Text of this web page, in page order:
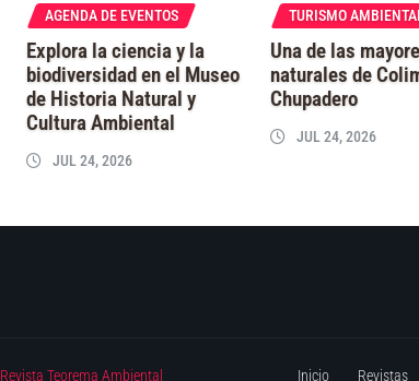
AGENDA DE EVENTOS
Explora la ciencia y la
biodiversidad en el Museo
de Historia Natural y
Cultura Ambiental
JUL 24, 2026
TURISMO
Una de las
naturales de
Chupadero
JUL 24, 2026
Revista Teorema Ambiental Inicio Revistas